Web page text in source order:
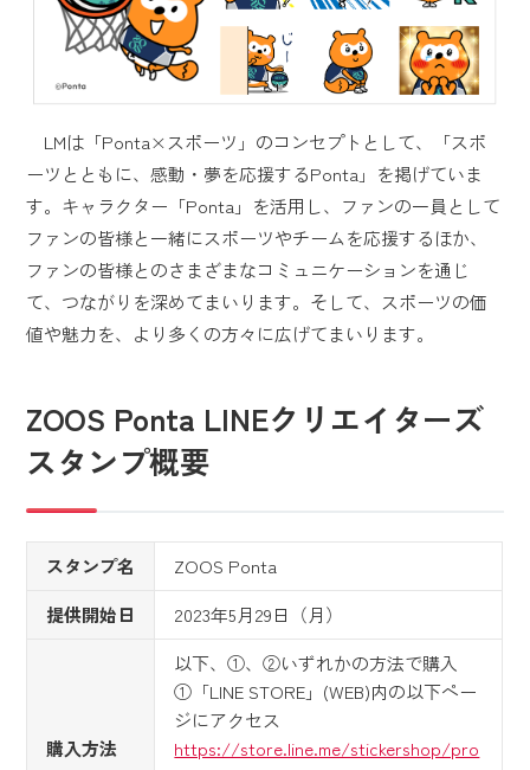
LMは「Ponta×スポーツ」のコンセプトとして、「スポ
ーツとともに、感動・夢を応援するPonta」を掲げていま
す。キャラクター「Ponta」を活用し、ファンの一員として
ファンの皆様と一緒にスポーツやチームを応援するほか、
ファンの皆様とのさまざまなコミュニケーションを通じ
て、つながりを深めてまいります。そして、スポーツの価
値や魅力を、より多くの方々に広げてまいります。
ZOOS Ponta LINEクリエイターズ
スタンプ概要
スタンプ名
ZOOS Ponta
提供開始日
2023年5月29日（月）
購入方法
以下、①、②いずれかの方法で購入
①「LINE STORE」(WEB)内の以下ペー
ジにアクセス
https://store.line.me/stickershop/pro